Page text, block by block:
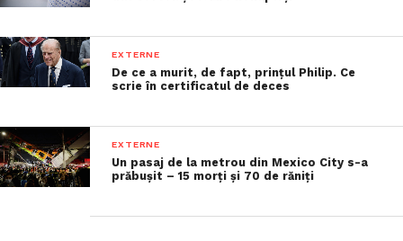
EXTERNE
De ce a murit, de fapt, prințul Philip. Ce
scrie în certificatul de deces
EXTERNE
Un pasaj de la metrou din Mexico City s-a
prăbușit – 15 morți și 70 de răniți